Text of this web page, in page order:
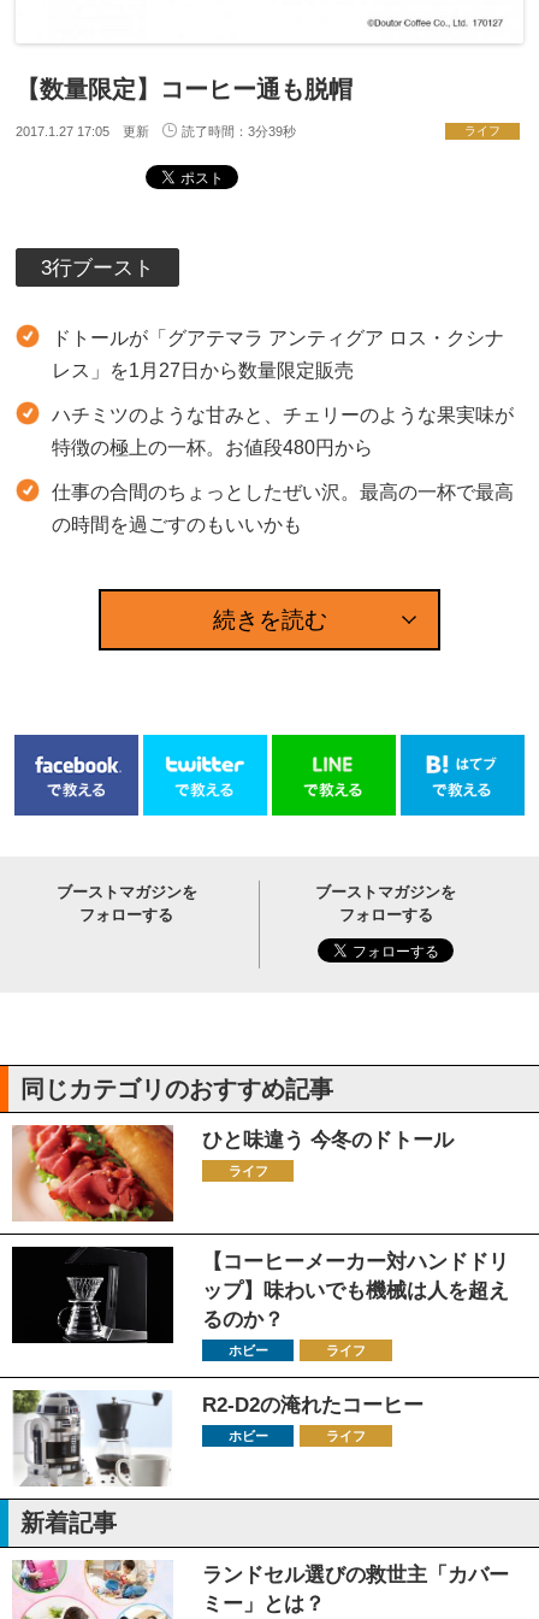
【数量限定】コーヒー通も脱帽
2017.1.27 17:05 更新 読了時間：3分39秒 ライフ
3行ブースト
ドトールが「グアテマラ アンティグア ロス・クシナ
レス」を1月27日から数量限定販売
ハチミツのような甘みと、チェリーのような果実味が
特徴の極上の一杯。お値段480円から
仕事の合間のちょっとしたぜい沢。最高の一杯で最高
の時間を過ごすのもいいかも
続きを読む
ブーストマガジンを
フォローする
ブーストマガジンを
フォローする
同じカテゴリのおすすめ記事
ひと味違う 今冬のドトール
ライフ
【コーヒーメーカー対ハンドドリ
ップ】味わいでも機械は人を超え
るのか？
ホビー ライフ
R2-D2の淹れたコーヒー
ホビー ライフ
新着記事
ランドセル選びの救世主「カバー
ミー」とは？